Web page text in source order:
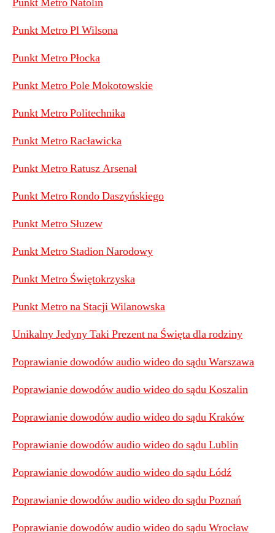
Punkt Metro Pl Wilsona
Punkt Metro Płocka
Punkt Metro Pole Mokotowskie
Punkt Metro Politechnika
Punkt Metro Racławicka
Punkt Metro Ratusz Arsenał
Punkt Metro Rondo Daszyńskiego
Punkt Metro Słuzew
Punkt Metro Stadion Narodowy
Punkt Metro Świętokrzyska
Punkt Metro na Stacji Wilanowska
Unikalny Jedyny Taki Prezent na Święta dla rodziny
Poprawianie dowodów audio wideo do sądu Warszawa
Poprawianie dowodów audio wideo do sądu Koszalin
Poprawianie dowodów audio wideo do sądu Kraków
Poprawianie dowodów audio wideo do sądu Lublin
Poprawianie dowodów audio wideo do sądu Łódź
Poprawianie dowodów audio wideo do sądu Poznań
Poprawianie dowodów audio wideo do sądu Wrocław